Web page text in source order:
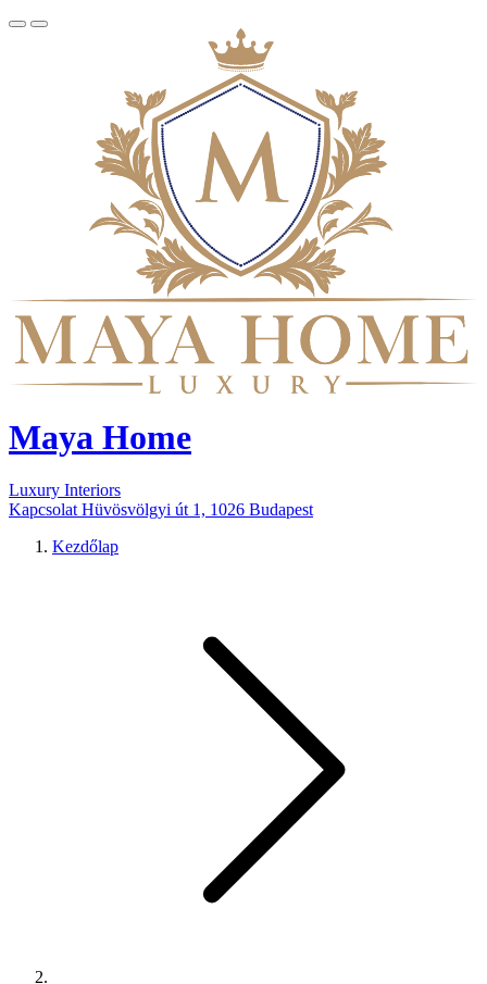
Maya Home
Luxury Interiors
Kapcsolat Hüvösvölgyi út 1, 1026 Budapest
Kezdőlap